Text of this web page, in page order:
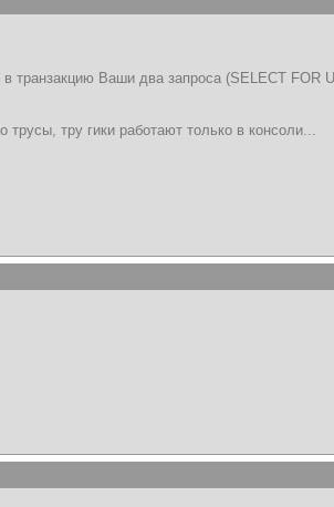
транзакцию Ваши два запроса (SELECT FOR
тру гики работают только в консоли...